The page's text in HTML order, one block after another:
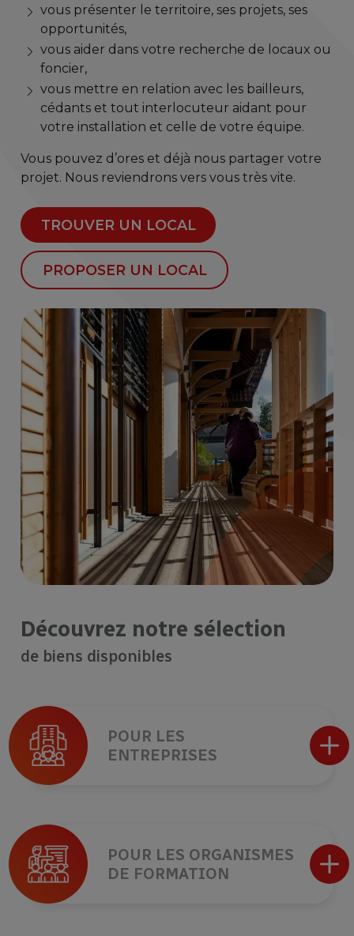
vous présenter le territoire, ses projets, ses
opportunités,
vous aider dans votre recherche de locaux ou
foncier,
vous mettre en relation avec les bailleurs,
cédants et tout interlocuteur aidant pour
votre installation et celle de votre équipe.
Vous pouvez d’ores et déjà nous partager votre
projet. Nous reviendrons vers vous très vite.
TROUVER UN LOCAL
PROPOSER UN LOCAL
Découvrez notre sélection
de biens disponibles
POUR LES
ENTREPRISES
POUR LES ORGANISMES
DE FORMATION